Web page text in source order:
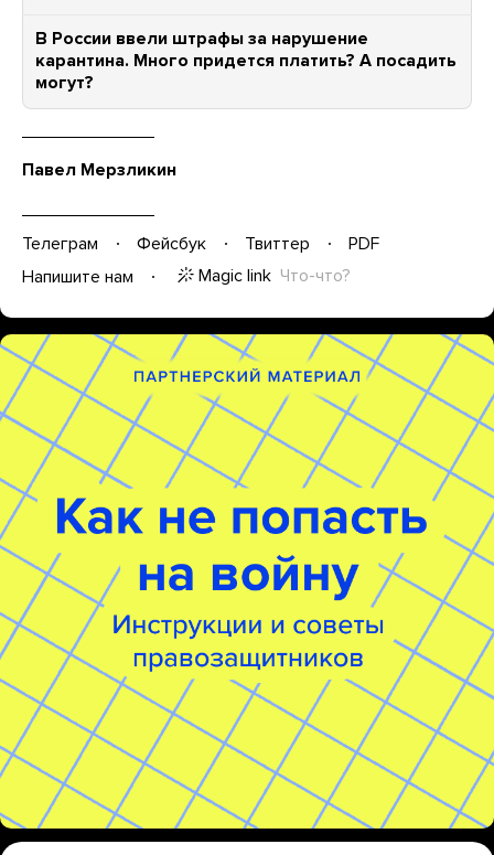
В России ввели штрафы за нарушение
карантина. Много придется платить? А посадить
могут?
Павел Мерзликин
Телеграм Фейсбук Твиттер
PDF
Напишите нам
Magic link Что-что?